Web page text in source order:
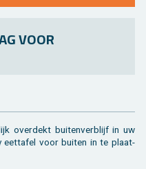
VOOR
over­dekt bui­ten­ver­blijf in uw
eet­ta­fel voor bui­ten in te plaat­